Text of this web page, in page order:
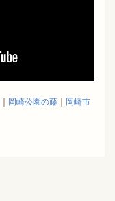
岡崎公園の藤
岡崎市